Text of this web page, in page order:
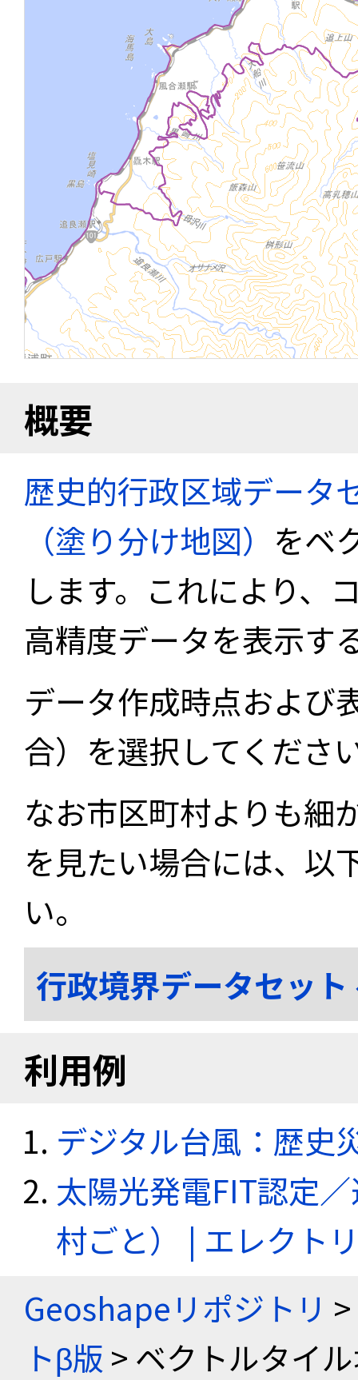
概要
歴史的行政区域データ
（塗り分け地図） をベ
します。これにより、
高精度データを表示す
データ作成時点および
合）を選択してくださ
なお市区町村よりも細
を見たい場合には、以
い。
行政境界データセッ
利用例
デジタル台風：歴史
太陽光発電FIT認定
村ごと） | エレクト
Geoshapeリポジトリ >
トβ版 > ベクトルタイ